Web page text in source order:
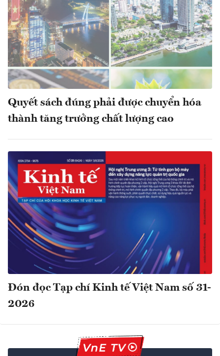
Quyết sách đúng phải được chuyển hóa
thành tăng trưởng chất lượng cao
Đón đọc Tạp chí Kinh tế Việt Nam số 31-
2026